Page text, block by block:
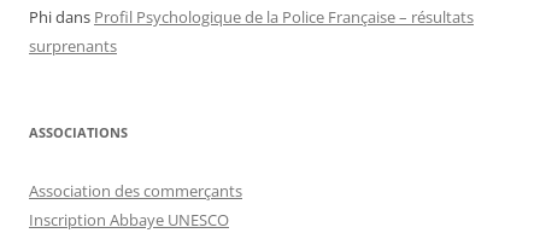
Phidans Profil Psychologique de la Police Française – résultats
surprenants
ASSOCIATIONS
Association des commerçants
Inscription Abbaye UNESCO